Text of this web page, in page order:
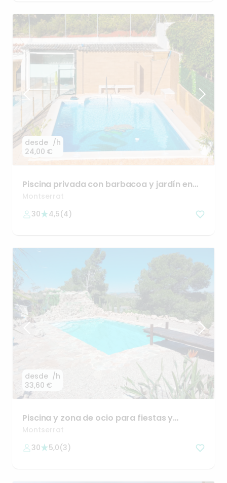
desde
24,00 €
/h
Piscina privada con barbacoa y jardín en
Montserrat
Montserrat
30
4,5(4)
desde
33,60 €
/h
Piscina y zona de ocio para fiestasy
celebraciones
Montserrat
30
5,0(3)